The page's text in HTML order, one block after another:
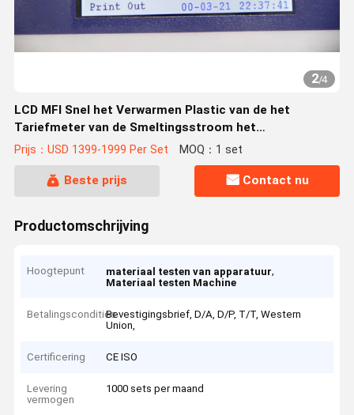
2/4
LCD MFI Snel het Verwarmen Plastic van de het
Tariefmeter van de Smeltingsstroom het
Instrumentenmateriaal
Prijs：USD 1399-1999 Per Set MOQ：1 set
Beste prijs Contact nu
Productomschrijving
Hoogtepunt materiaal testen van apparatuur,
Materiaal testen Machine
BetalingsconditiesBevestigingsbrief, D/A, D/P, T/T, Western
Union,
Certificering CE ISO
Levering
vermogen
1000 sets per maand